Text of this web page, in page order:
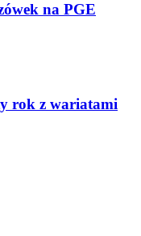
na PGE
rok z wariatami